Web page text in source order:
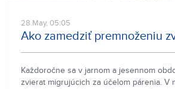
28.May, 05:05
Ako zamedziť premnoženiu
Každoročne sa v jarnom a jesennom
zvierat migrujúcich za účelom párenia. V